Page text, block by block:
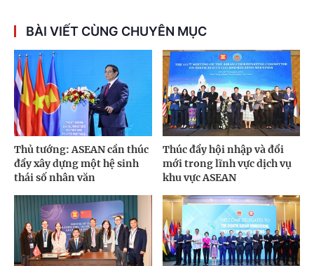
BÀI VIẾT CÙNG CHUYÊN MỤC
Thủ tướng: ASEAN cần thúc
đẩy xây dựng một hệ sinh
thái số nhân văn
Thúc đẩy hội nhập và đổi
mới trong lĩnh vực dịch vụ
khu vực ASEAN